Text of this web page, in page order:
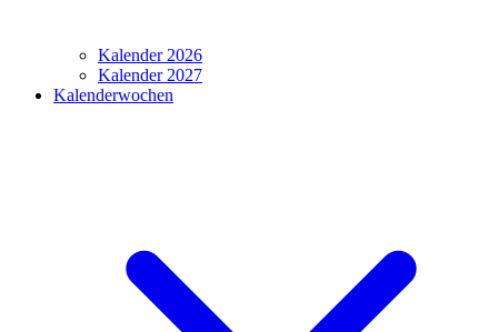
Kalender 2026
Kalender 2027
Kalenderwochen